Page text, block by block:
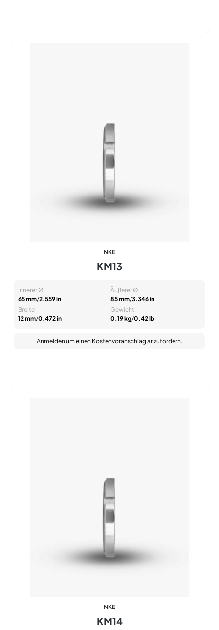
NKE
KM13
Innerer Ø
65 mm/2.559 in
Äußerer Ø
85 mm/3.346 in
Breite
12 mm/0.472 in
Gewicht
0.19 kg/0.42 lb
Anmelden um einen Kostenvoranschlag anzufordern.
NKE
KM14